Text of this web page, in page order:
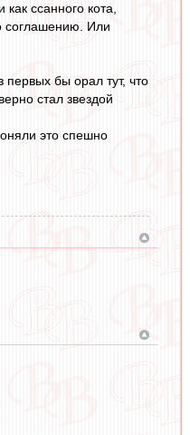
ссанного кота,
соглашению. Или
бы орал тут, что
стал звездой
это спешно